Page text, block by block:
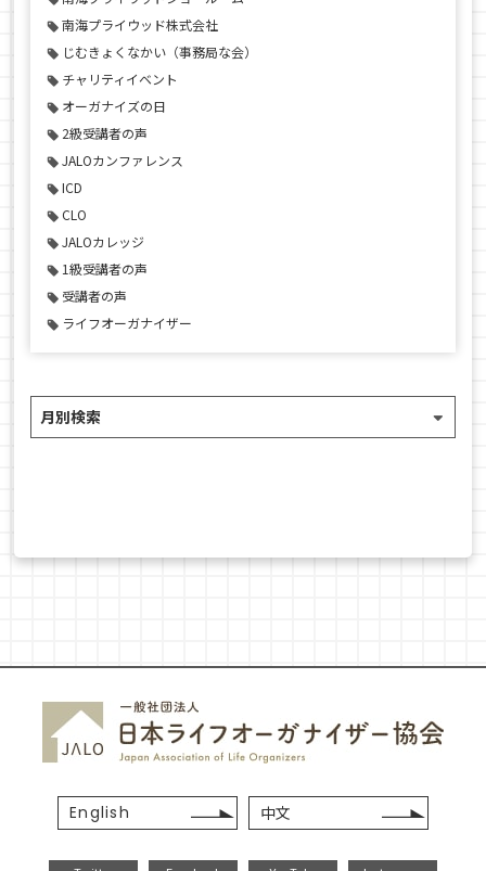
南海プライウッド株式会社
じむきょくなかい（事務局な会）
チャリティイベント
オーガナイズの日
2級受講者の声
JALOカンファレンス
ICD
CLO
JALOカレッジ
1級受講者の声
受講者の声
ライフオーガナイザー
English 中文